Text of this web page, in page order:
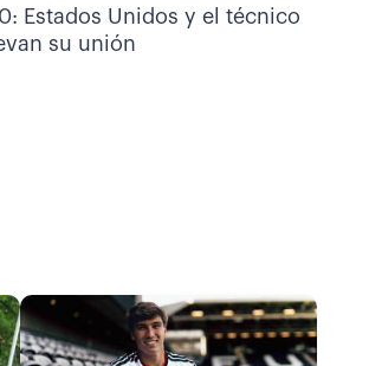
Estados Unidos y el técnico
su unión